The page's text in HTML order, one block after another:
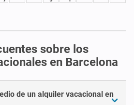
sobre los
en Barcelona
de un alquiler vacacional en